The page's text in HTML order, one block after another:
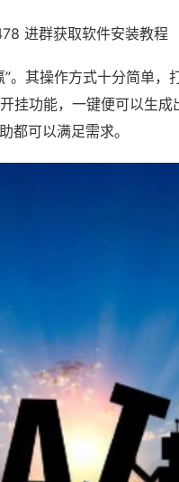
进群获取软件安装教程
。其操作方式十分简单，
挂功能，一键便可以生
都可以满足需求。